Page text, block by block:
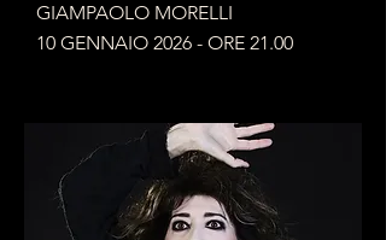
GIAMPAOLO MORELLI
10 GENNAIO 2026 - ORE 21.00